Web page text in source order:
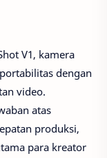
V1, kamera
dengan
video.
atas
produksi,
para kreator